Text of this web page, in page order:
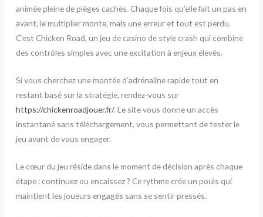
animée pleine de pièges cachés. Chaque fois qu’elle fait un pas en
avant, le multiplier monte, mais une erreur et tout est perdu.
C’est Chicken Road, un jeu de casino de style crash qui combine
des contrôles simples avec une excitation à enjeux élevés.
Si vous cherchez une montée d’adrénaline rapide tout en
restant basé sur la stratégie, rendez-vous sur
https://chickenroadjouer.fr/. Le site vous donne un accès
instantané sans téléchargement, vous permettant de tester le
jeu avant de vous engager.
Le cœur du jeu réside dans le moment de décision après chaque
étape : continuez ou encaissez ? Ce rythme crée un pouls qui
maintient les joueurs engagés sans se sentir pressés.